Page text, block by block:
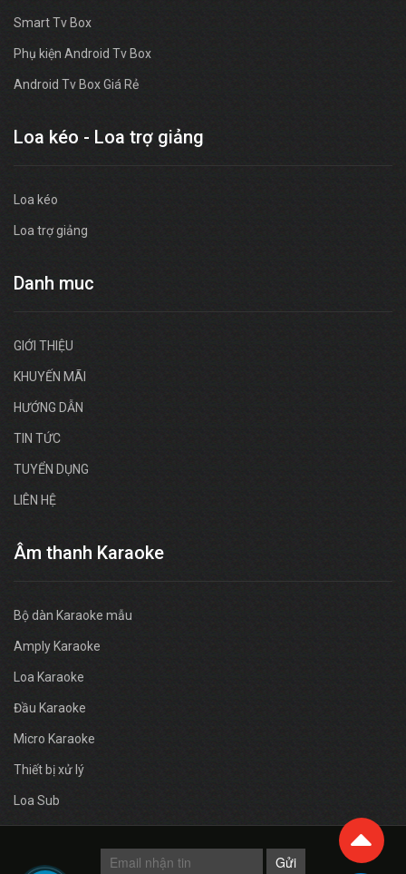
Smart Tv Box
Phụ kiện Android Tv Box
Android Tv Box Giá Rẻ
Loa kéo - Loa trợ giảng
Loa kéo
Loa trợ giảng
Danh muc
GIỚI THIỆU
KHUYẾN MÃI
HƯỚNG DẪN
TIN TỨC
TUYỂN DỤNG
LIÊN HỆ
Âm thanh Karaoke
Bộ dàn Karaoke mẫu
Amply Karaoke
Loa Karaoke
Đầu Karaoke
Micro Karaoke
Thiết bị xử lý
Loa Sub
Gửi